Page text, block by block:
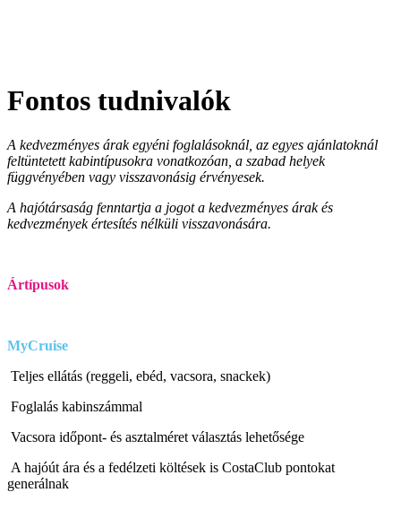
Fontos tudnivalók
A kedvezményes árak egyéni foglalásoknál, az egyes ajánlatoknál
feltüntetett kabintípusokra vonatkozóan, a szabad helyek
függvényében vagy visszavonásig érvényesek.
A hajótársaság fenntartja a jogot a kedvezményes árak és
kedvezmények értesítés nélküli visszavonására.
Ártípusok
MyCruise
Teljes ellátás (reggeli, ebéd, vacsora, snackek)
Foglalás kabinszámmal
Vacsora időpont- és asztalméret választás lehetősége
A hajóút ára és a fedélzeti költések is CostaClub pontokat
generálnak